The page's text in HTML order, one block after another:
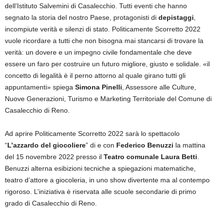
dell’Istituto Salvemini di Casalecchio. Tutti eventi che hanno
segnato la storia del nostro Paese, protagonisti di depistaggi,
incompiute verità e silenzi di stato. Politicamente Scorretto 2022
vuole ricordare a tutti che non bisogna mai stancarsi di trovare la
verità: un dovere e un impegno civile fondamentale che deve
essere un faro per costruire un futuro migliore, giusto e solidale. «il
concetto di legalità è il perno attorno al quale girano tutti gli
appuntamenti» spiega Simona Pinelli, Assessore alle Culture,
Nuove Generazioni, Turismo e Marketing Territoriale del Comune di
Casalecchio di Reno.
Ad aprire Politicamente Scorretto 2022 sarà lo spettacolo
“L’azzardo del giocoliere” di e con Federico Benuzzi la mattina
del 15 novembre 2022 presso il Teatro comunale Laura Betti.
Benuzzi alterna esibizioni tecniche a spiegazioni matematiche,
teatro d’attore a giocoleria, in uno show divertente ma al contempo
rigoroso. L’iniziativa è riservata alle scuole secondarie di primo
grado di Casalecchio di Reno.